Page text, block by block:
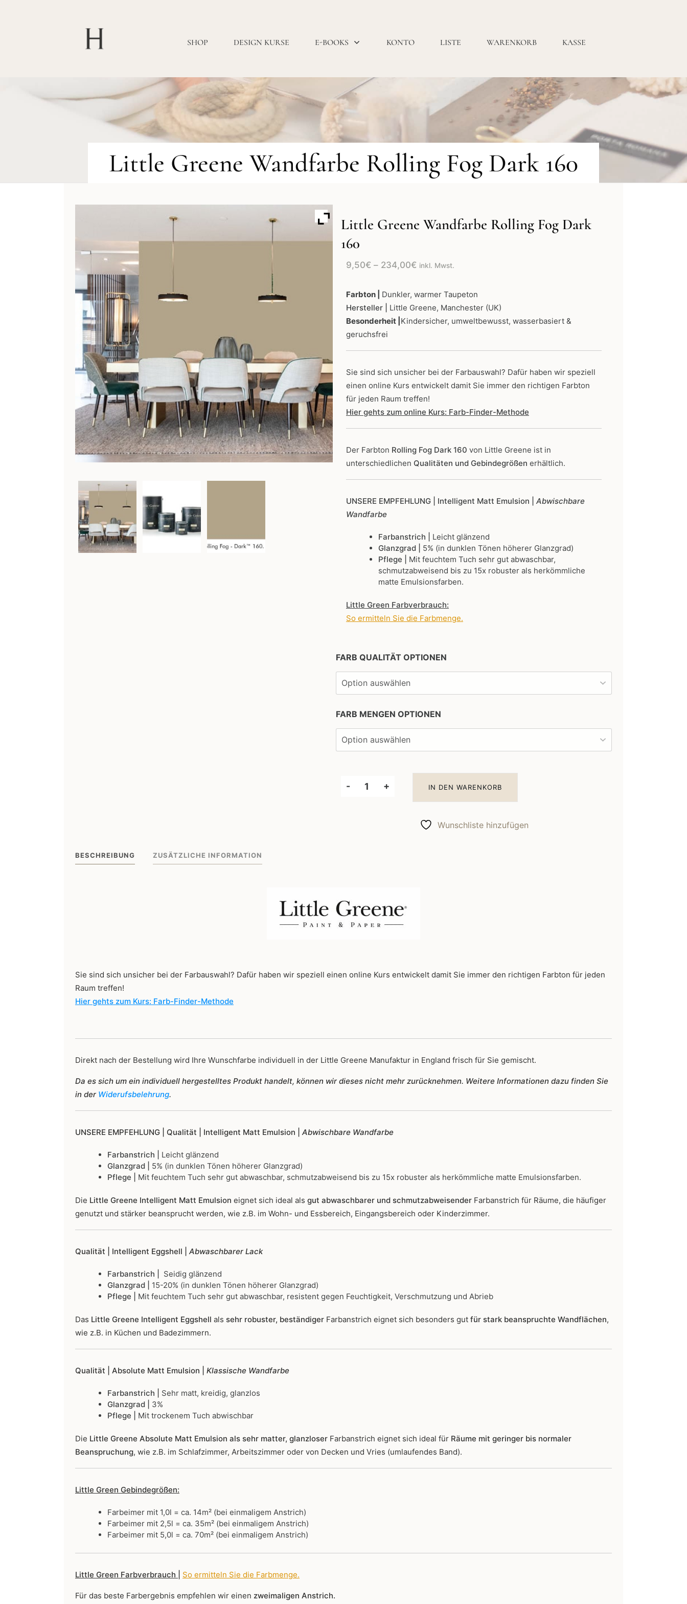
SHOP DESIGN KURSE E-BOOKS KONTO LISTE WARENKORB KASSE
Little Greene Wandfarbe Rolling Fog Dark 160
Little Greene Wandfarbe Rolling Fog Dark
160
9,50€ – 234,00€ Preisspanne:
bis
234,00€
inkl. Mwst.
Farbton | Dunkler, warmer Taupeton
Hersteller | Little Greene, Manchester (UK)
Besonderheit | Kindersicher, umweltbewusst, wasserbasiert &
geruchsfrei
Sie sind sich unsicher bei der Farbauswahl? Dafür haben wir speziell
einen online Kurs entwickelt damit Sie immer den richtigen Farbton
für jeden Raum treffen!
Hier gehts zum online Kurs: Farb-Finder-Methode
Der Farbton Rolling Fog Dark 160 von Little Greene ist in
unterschiedlichen Qualitäten und Gebindegrößen erhältlich.
UNSERE EMPFEHLUNG | Intelligent Matt Emulsion | Abwischbare
Wandfarbe
Farbanstrich | Leicht glänzend
Glanzgrad | 5% (in dunklen Tönen höherer Glanzgrad)
Pflege | Mit feuchtem Tuch sehr gut abwaschbar,
schmutzabweisend bis zu 15x robuster als herkömmliche
matte Emulsionsfarben.
Little Green Farbverbrauch:
So ermitteln Sie die Farbmenge.
FARB QUALITÄT OPTIONEN
FARB MENGEN OPTIONEN
-
Little
+ IN DEN WARENKORB
Wunschliste hinzufügen
BESCHREIBUNG ZUSÄTZLICHE INFORMATION
Sie sind sich unsicher bei der Farbauswahl? Dafür haben wir speziell einen online Kurs entwickelt damit Sie immer den richtigen Farbton für jeden
Raum treffen!
Hier gehts zum Kurs: Farb-Finder-Methode
Direkt nach der Bestellung wird Ihre Wunschfarbe individuell in der Little Greene Manufaktur in England frisch für Sie gemischt.
Da es sich um ein individuell hergestelltes Produkt handelt, können wir dieses nicht mehr zurücknehmen. Weitere Informationen dazu finden Sie
in der Widerufsbelehrung.
UNSERE EMPFEHLUNG | Qualität | Intelligent Matt Emulsion | Abwischbare Wandfarbe
Farbanstrich | Leicht glänzend
Glanzgrad | 5% (in dunklen Tönen höherer Glanzgrad)
Pflege |
Mit feuchtem Tuch sehr gut abwaschbar, schmutzabweisend bis zu 15x robuster als herkömmliche matte Emulsionsfarben.
Die Little Greene Intelligent Matt Emulsion eignet sich ideal als gut abwaschbarer und schmutzabweisender Farbanstrich für Räume, die häufiger
genutzt und stärker beansprucht werden, wie z.B. im Wohn- und Essbereich, Eingangsbereich oder Kinderzimmer.
Qualität | Intelligent Eggshell | Abwaschbarer Lack
Farbanstrich | Seidig glänzend
Glanzgrad |
15-20% (in dunklen Tönen höherer Glanzgrad)
Pflege |
Mit feuchtem Tuch sehr gut abwaschbar, resistent gegen Feuchtigkeit, Verschmutzung und Abrieb
Das Little Greene Intelligent Eggshell als sehr robuster, beständiger Farbanstrich eignet sich besonders gut für stark beanspruchte Wandflächen,
wie z.B. in Küchen und Badezimmern.
Qualität | Absolute Matt Emulsion | Klassische Wandfarbe
Farbanstrich | Sehr matt, kreidig, glanzlos
Glanzgrad | 3%
Pflege | Mit trockenem Tuch abwischbar
Die Little Greene Absolute Matt Emulsion als sehr matter, glanzloser Farbanstrich eignet sich ideal für Räume mit geringer bis normaler
Beanspruchung, wie z.B. im Schlafzimmer, Arbeitszimmer oder von Decken und Vries (umlaufendes Band).
Little Green Gebindegrößen:
Farbeimer mit 1,0l = ca. 14m² (bei einmaligem Anstrich)
Farbeimer mit 2,5l = ca. 35m² (bei einmaligem Anstrich)
Farbeimer mit 5,0l = ca. 70m² (bei einmaligem Anstrich)
Little Green Farbverbrauch | So ermitteln Sie die Farbmenge.
Für das beste Farbergebnis empfehlen wir einen zweimaligen Anstrich.